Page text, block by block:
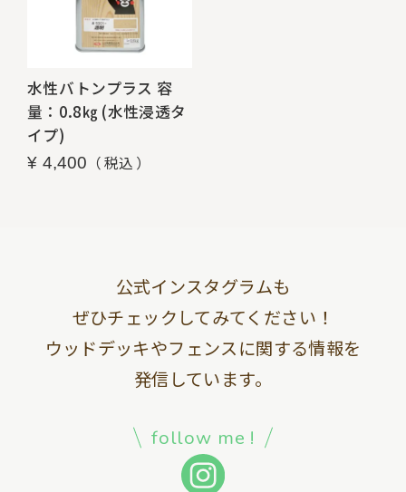
水性バトンプラス 容
量：0.8㎏ (水性浸透タ
イプ)
¥ 4,400 税込
公式インスタグラムも
ぜひチェックしてみてください！
ウッドデッキやフェンスに関する情報を
発信しています。
follow me !